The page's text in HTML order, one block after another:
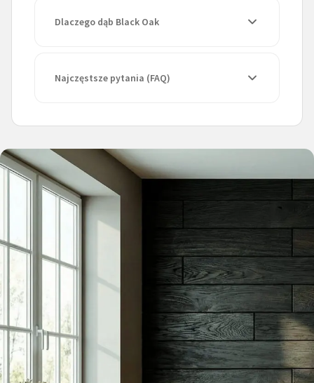
Dlaczego dąb Black Oak
Najczęstsze pytania (FAQ)